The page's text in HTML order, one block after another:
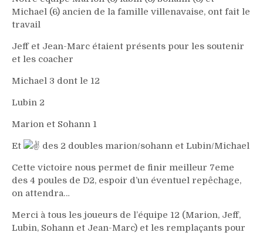
Michael (6) ancien de la famille villenavaise, ont fait le
travail
Jeff et Jean-Marc étaient présents pour les soutenir
et les coacher
Michael 3 dont le 12
Lubin 2
Marion et Sohann 1
Et des 2 doubles marion/sohann et Lubin/Michael
Cette victoire nous permet de finir meilleur 7eme
des 4 poules de D2, espoir d’un éventuel repêchage,
on attendra…
Merci à tous les joueurs de l’équipe 12 (Marion, Jeff,
Lubin, Sohann et Jean-Marc) et les remplaçants pour